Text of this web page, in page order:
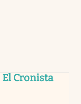
El Cronista